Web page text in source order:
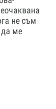
не съм
ме